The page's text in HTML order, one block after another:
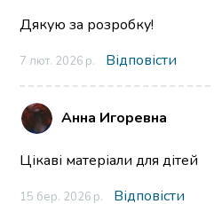
Дякую за розробку!
7 лют. 2026 р. Відповісти
Анна Игоревна
Цікаві матеріали для дітей
15 бер. 2026 р. Відповісти